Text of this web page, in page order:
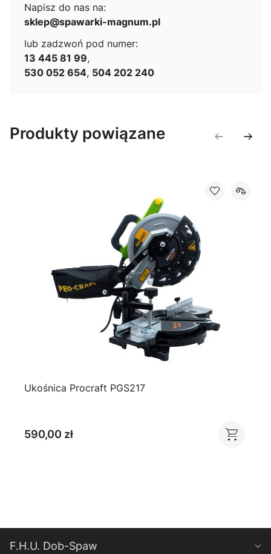
Napisz do nas na:
sklep@spawarki-magnum.pl
lub zadzwoń pod numer:
13 445 81 99,
530 052 654, 504 202 240
Produkty powiązane
Ukośnica Procraft PGS217
590,00 zł
F.H.U. Dob-Spaw